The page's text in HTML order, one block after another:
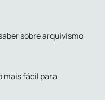
sobre arquivismo
mais fácil para